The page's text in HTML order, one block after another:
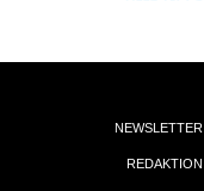
NEWSLETTER
REDAKTION